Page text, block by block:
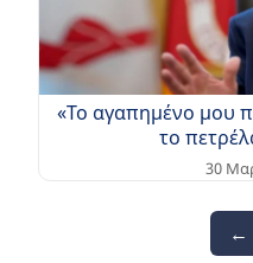
«Το αγαπημένο μου
το
30
←